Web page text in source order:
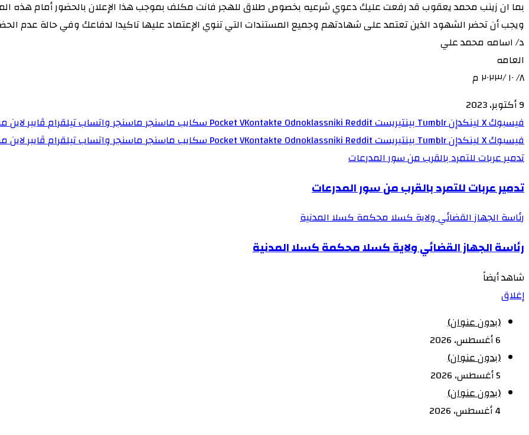
ويجب أن تحضر الشهود الذين تعتمد على شهادتهم وجميع المستندات التي تنوي الإعتماد عليها تاكيدا لدفاعك وفي حالة عدم
د/ اسامه محمد علي
العامه
٨/ ١٠ /٢٠٢٣ م
9 أكتوبر، 2023
فيسبوك‫Xلينكدإن بينتيريست Odnoklassniki
‫Pocketسكايبماسنجرماسنجرواتسابتيلقرامڤايبرلاين
فيسبوك‫Xلينكدإن بينتيريست Odnoklassniki
‫Pocketسكايبماسنجرماسنجرواتسابتيلقرامڤايبرلاين
تدمير عربات للتمرد بالقرب من سور المدرعات
تدمير عربات للتمرد بالقرب من سور المدرعات
رئاسة الجهاز القضائي ولاية كسلا محكمة كسلا المدنية
رئاسة الجهاز القضائي ولاية كسلا محكمة كسلا المدنية
شاهد أيضاً
إغلاق
(بدون عنوان)
6 أغسطس، 2026
(بدون عنوان)
5 أغسطس، 2026
(بدون عنوان)
4 أغسطس، 2026